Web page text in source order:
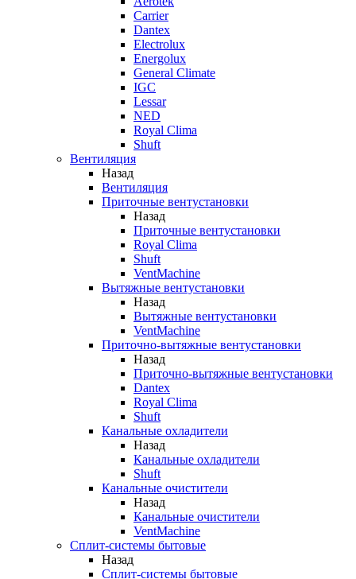
Carrier
Dantex
Electrolux
Energolux
General Climate
IGC
Lessar
NED
Royal Clima
Shuft
Вентиляция
Назад
Вентиляция
Приточные вентустановки
Назад
Приточные вентустановки
Royal Clima
Shuft
VentMachine
Вытяжные вентустановки
Назад
Вытяжные вентустановки
VentMachine
Приточно-вытяжные вентустановки
Назад
Приточно-вытяжные вентустановки
Dantex
Royal Clima
Shuft
Канальные охладители
Назад
Канальные охладители
Shuft
Канальные очистители
Назад
Канальные очистители
VentMachine
Сплит-системы бытовые
Назад
Сплит-системы бытовые